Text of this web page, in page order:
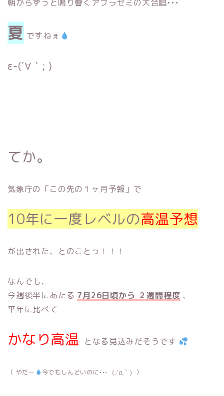
朝からずっと鳴り響くアブラゼミの大合唱•••
夏 ですねぇ
ε-(´∀｀; )
てか。
気象庁の「この先の１ヶ月予報」で
10年に一度レベルの高温予想
が出された、とのことっ！！！
なんでも、
今週後半にあたる 7月26日頃から ２週間程度 、
平年に比べて
かなり高温 となる見込みだそうです
（ やだー 今でもしんどいのに••• (;´д｀) ）